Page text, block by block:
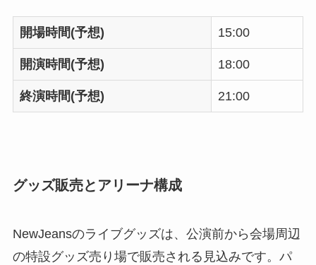
開場時間(予想) 15:00
開演時間(予想) 18:00
終演時間(予想) 21:00
グッズ販売とアリーナ構成
NewJeansのライブグッズは、公演前から会場周辺
の特設グッズ売り場で販売される見込みです。パ